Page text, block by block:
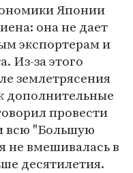
Японии
она не дает
экспортерам и
Из-за этого
землетрясения
дополнительные
провести
всю "Большую
не вмешивалась в
десятилетия.